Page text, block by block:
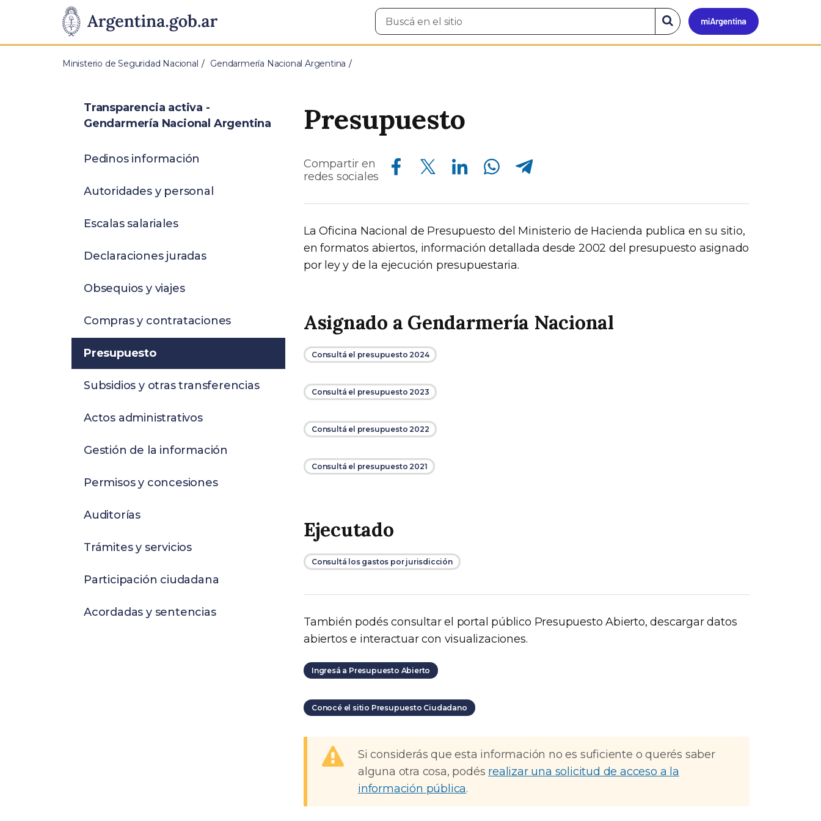
Presidencia
de
Pasar al contenido principal
Mi
Buscar
en
Buscar
en
el
Ministerio de Seguridad Nacional Gendarmería Nacional Argentina
Presupuesto
Compartir en
redes sociales
Compartir en Facebook Compartir en Twitter Compartir en Linkedin Compartir en Whatsapp Compartir en Telegram
La Oficina Nacional de Presupuesto del Ministerio de Hacienda publica en su sitio,
en formatos abiertos, información detallada desde 2002 del presupuesto asignado
por ley y de la ejecución presupuestaria.
Asignado a Gendarmería Nacional
Consultá el presupuesto 2024
Consultá el presupuesto 2023
Consultá el presupuesto 2022
Consultá el presupuesto 2021
Ejecutado
Consultá los gastos por jurisdicción
También podés consultar el portal público Presupuesto Abierto, descargar datos
abiertos e interactuar con visualizaciones.
Ingresá a Presupuesto Abierto
Conocé el sitio Presupuesto Ciudadano
Si considerás que esta información no es suficiente o querés saber
alguna otra cosa, podés realizar una solicitud de acceso a la
información pública.
Transparencia activa -
Gendarmería Nacional Argentina
Pedinos información
Autoridades y personal
Escalas salariales
Declaraciones juradas
Obsequios y viajes
Compras y contrataciones
Presupuesto
Subsidios y otras transferencias
Actos administrativos
Gestión de la información
Permisos y concesiones
Auditorías
Trámites y servicios
Participación ciudadana
Acordadas y sentencias